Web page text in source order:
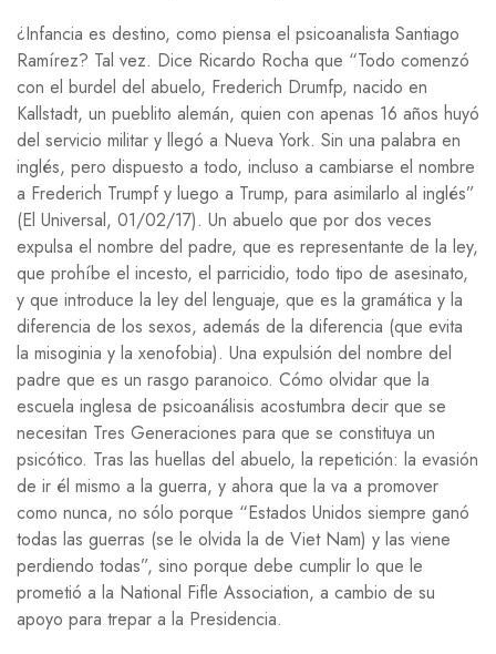
¿Infancia es destino, como piensa el psicoanalista Santiago
Ramírez? Tal vez. Dice Ricardo Rocha que “Todo comenzó
con el burdel del abuelo, Frederich Drumfp, nacido en
Kallstadt, un pueblito alemán, quien con apenas 16 años huyó
del servicio militar y llegó a Nueva York. Sin una palabra en
inglés, pero dispuesto a todo, incluso a cambiarse el nombre
a Frederich Trumpf y luego a Trump, para asimilarlo al inglés”
(El Universal, 01/02/17). Un abuelo que por dos veces
expulsa el nombre del padre, que es representante de la ley,
que prohíbe el incesto, el parricidio, todo tipo de asesinato,
y que introduce la ley del lenguaje, que es la gramática y la
diferencia de los sexos, además de la diferencia (que evita
la misoginia y la xenofobia). Una expulsión del nombre del
padre que es un rasgo paranoico. Cómo olvidar que la
escuela inglesa de psicoanálisis acostumbra decir que se
necesitan Tres Generaciones para que se constituya un
psicótico. Tras las huellas del abuelo, la repetición: la evasión
de ir él mismo a la guerra, y ahora que la va a promover
como nunca, no sólo porque “Estados Unidos siempre ganó
todas las guerras (se le olvida la de Viet Nam) y las viene
perdiendo todas”, sino porque debe cumplir lo que le
prometió a la National Fifle Association, a cambio de su
apoyo para trepar a la Presidencia.